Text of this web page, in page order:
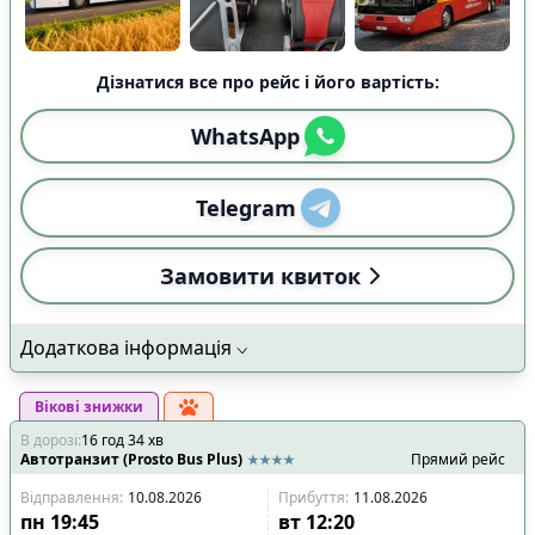
Дізнатися все про рейс і його вартість:
WhatsApp
Telegram
Замовити квиток
Додаткова інформація
Вікові знижки
В дорозі:16 год34хв
Автотранзит (Prosto Bus Plus)
Прямий рейс
Відправлення: 10.08.2026 Прибуття: 11.08.2026
пн 19:45 вт 12:20